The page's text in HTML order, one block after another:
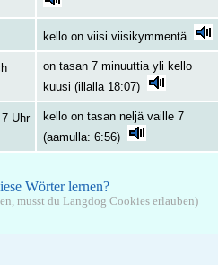
kello on viisi viisikymmentä
on tasan 7 minuuttia yli kello
kuusi (illalla 18:07)
Uhr
kello on tasan neljä vaille 7
(aamulla: 6:56)
Wörter lernen?
musst du Langdog Cookies erlauben)